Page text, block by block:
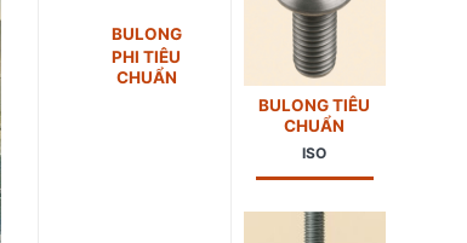
BULONG
PHI TIÊU
CHUẨN
BULONG TIÊU
CHUẨN
ISO